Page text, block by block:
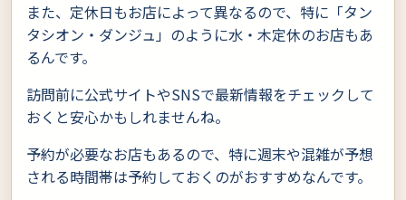
また、定休日もお店によって異なるので、特に「タン
タシオン・ダンジュ」のように水・木定休のお店もあ
るんです。
訪問前に公式サイトやSNSで最新情報をチェックして
おくと安心かもしれませんね。
予約が必要なお店もあるので、特に週末や混雑が予想
される時間帯は予約しておくのがおすすめなんです。